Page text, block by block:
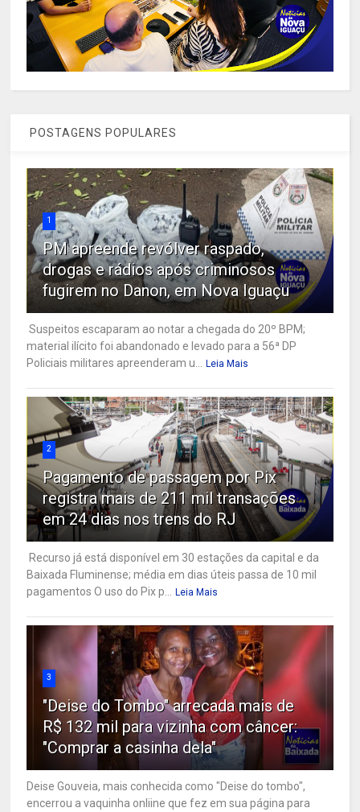
POSTAGENS POPULARES
1
PM apreende revólver raspado,
drogas e rádios após criminosos
fugirem no Danon, em Nova Iguaçu
Suspeitos escaparam ao notar a chegada do 20º BPM;
material ilícito foi abandonado e levado para a 56ª DP
Policiais militares apreenderam u...
Leia Mais
2
Pagamento de passagem por Pix
registra mais de 211 mil transações
em 24 dias nos trens do RJ
Recurso já está disponível em 30 estações da capital e da
Baixada Fluminense; média em dias úteis passa de 10 mil
pagamentos O uso do Pix p...
Leia Mais
3
"Deise do Tombo" arrecada mais de
R$ 132 mil para vizinha com câncer:
"Comprar a casinha dela"
Deise Gouveia, mais conhecida como "Deise do tombo",
encerrou a vaquinha onliine que fez em sua página para